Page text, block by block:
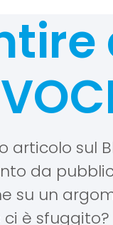
articolo sul
da
su un
è sfuggito?